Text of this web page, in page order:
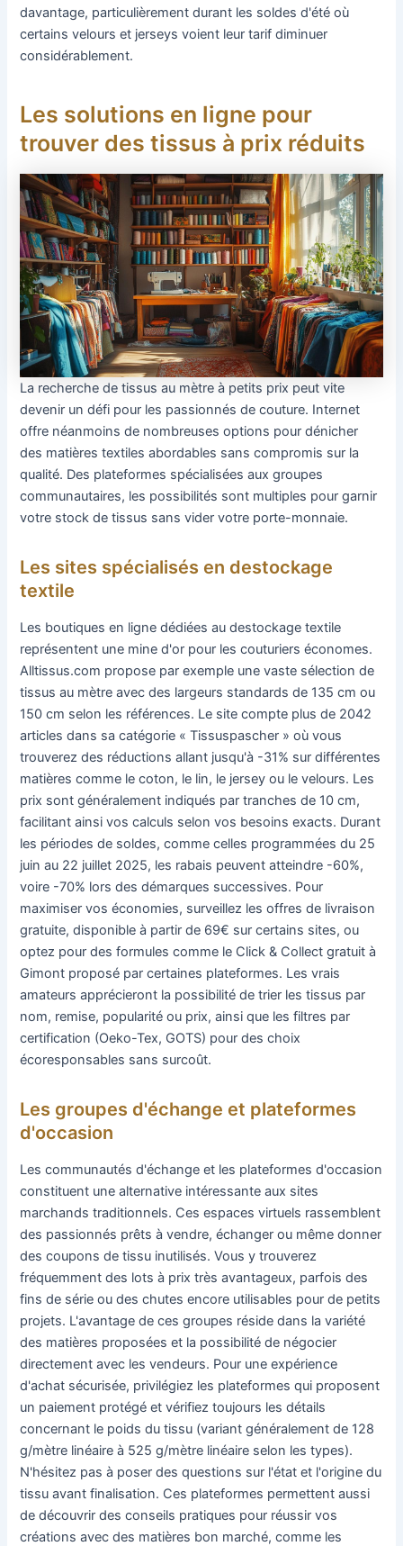
davantage, particulièrement durant les soldes d'été où
certains velours et jerseys voient leur tarif diminuer
considérablement.
Les solutions en ligne pour
trouver des tissus à prix réduits
La recherche de tissus au mètre à petits prix peut vite
devenir un défi pour les passionnés de couture. Internet
offre néanmoins de nombreuses options pour dénicher
des matières textiles abordables sans compromis sur la
qualité. Des plateformes spécialisées aux groupes
communautaires, les possibilités sont multiples pour garnir
votre stock de tissus sans vider votre porte-monnaie.
Les sites spécialisés en destockage
textile
Les boutiques en ligne dédiées au destockage textile
représentent une mine d'or pour les couturiers économes.
Alltissus.com propose par exemple une vaste sélection de
tissus au mètre avec des largeurs standards de 135 cm ou
150 cm selon les références. Le site compte plus de 2042
articles dans sa catégorie « Tissuspascher » où vous
trouverez des réductions allant jusqu'à -31% sur différentes
matières comme le coton, le lin, le jersey ou le velours. Les
prix sont généralement indiqués par tranches de 10 cm,
facilitant ainsi vos calculs selon vos besoins exacts. Durant
les périodes de soldes, comme celles programmées du 25
juin au 22 juillet 2025, les rabais peuvent atteindre -60%,
voire -70% lors des démarques successives. Pour
maximiser vos économies, surveillez les offres de livraison
gratuite, disponible à partir de 69€ sur certains sites, ou
optez pour des formules comme le Click & Collect gratuit à
Gimont proposé par certaines plateformes. Les vrais
amateurs apprécieront la possibilité de trier les tissus par
nom, remise, popularité ou prix, ainsi que les filtres par
certification (Oeko-Tex, GOTS) pour des choix
écoresponsables sans surcoût.
Les groupes d'échange et plateformes
d'occasion
Les communautés d'échange et les plateformes d'occasion
constituent une alternative intéressante aux sites
marchands traditionnels. Ces espaces virtuels rassemblent
des passionnés prêts à vendre, échanger ou même donner
des coupons de tissu inutilisés. Vous y trouverez
fréquemment des lots à prix très avantageux, parfois des
fins de série ou des chutes encore utilisables pour de petits
projets. L'avantage de ces groupes réside dans la variété
des matières proposées et la possibilité de négocier
directement avec les vendeurs. Pour une expérience
d'achat sécurisée, privilégiez les plateformes qui proposent
un paiement protégé et vérifiez toujours les détails
concernant le poids du tissu (variant généralement de 128
g/mètre linéaire à 525 g/mètre linéaire selon les types).
N'hésitez pas à poser des questions sur l'état et l'origine du
tissu avant finalisation. Ces plateformes permettent aussi
de découvrir des conseils pratiques pour réussir vos
créations avec des matières bon marché, comme les